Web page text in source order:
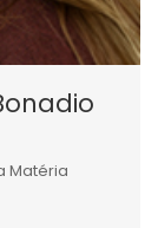
Matéria